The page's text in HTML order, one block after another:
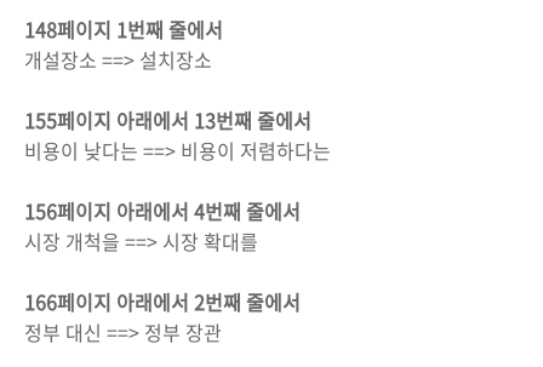
148페이지 1번째 줄에서
개설장소 ==> 설치장소
155페이지 아래에서 13번째 줄에서
비용이 낮다는 ==> 비용이 저렴하다는
156페이지 아래에서 4번째 줄에서
시장 개척을 ==> 시장 확대를
166페이지 아래에서 2번째 줄에서
정부 대신 ==> 정부 장관